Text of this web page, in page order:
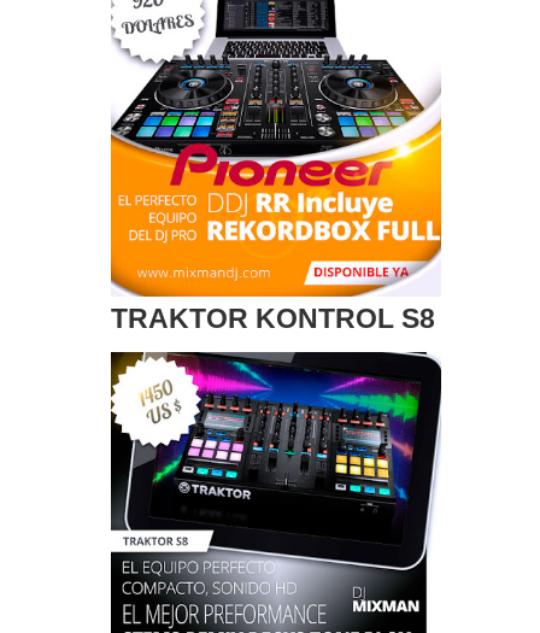
TRAKTOR KONTROL S8